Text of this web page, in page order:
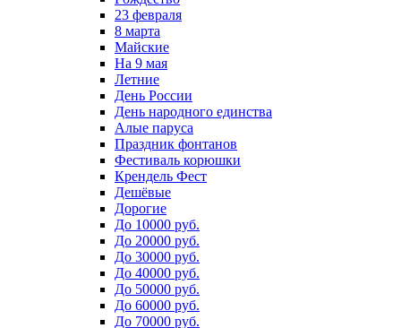
23 февраля
8 марта
Майские
На 9 мая
Летние
День России
День народного единства
Алые паруса
Праздник фонтанов
Фестиваль корюшки
Крендель Фест
Дешёвые
Дорогие
До 10000 руб.
До 20000 руб.
До 30000 руб.
До 40000 руб.
До 50000 руб.
До 60000 руб.
До 70000 руб.